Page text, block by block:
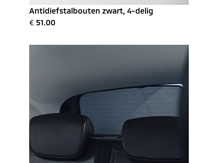
Antidiefstalbouten zwart, 4-delig
€ 51.00